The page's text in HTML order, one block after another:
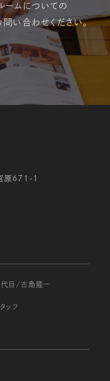
ームについての
い合わせください。
原671-1
代目/古島隆一
ッフ